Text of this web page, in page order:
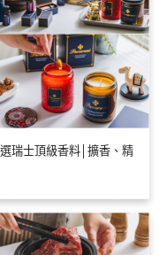
瑞士頂級香料│擴香、精